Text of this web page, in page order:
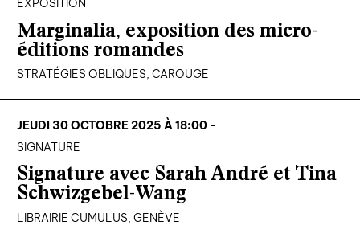
EXPOSITION
Marginalia, exposition des micro-
éditions romandes
STRATÉGIES OBLIQUES, CAROUGE
JEUDI 30 OCTOBRE 2025 À 18:00 -
SIGNATURE
Signature avec Sarah André et Tina
Schwizgebel-Wang
LIBRAIRIE CUMULUS, GENÈVE